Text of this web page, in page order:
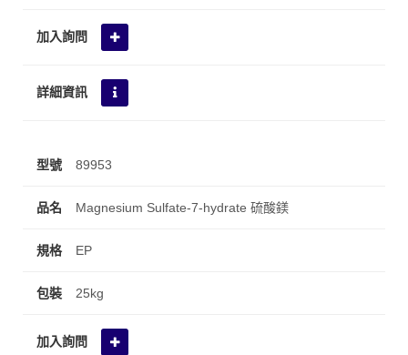
89953
Magnesium Sulfate-7-hydrate 硫酸鎂
EP
25kg